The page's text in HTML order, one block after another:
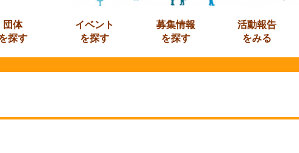
団体
探す
イベント
を探す
募集情報
を探す
活動報告
をみる